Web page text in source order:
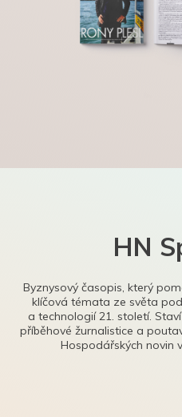
HN
Byznysový časopis, který
klíčová témata ze světa
a technologií 21. století.
příběhové žurnalistice a
Hospodářských novin